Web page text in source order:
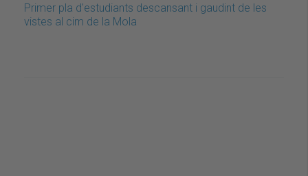
Primer pla d'estudiants descansant i gaudint de les
vistes al cim de la Mola